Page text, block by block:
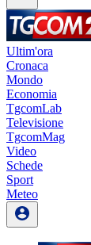
Ultim'ora
Cronaca
Mondo
Economia
TgcomLab
Televisione
TgcomMag
Video
Schede
Sport
Meteo